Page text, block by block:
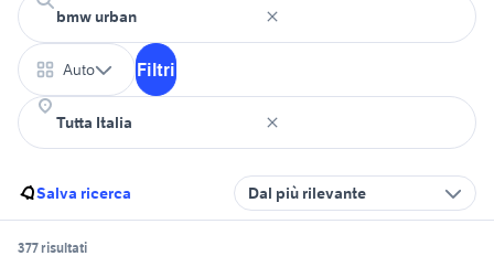
Auto Filtri
Salva ricerca Dal più rilevante
377 risultati